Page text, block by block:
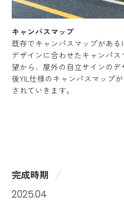
キャンパスマップ
既存でキャンパスマップがある
デザインに合わせたキャンパ
望から、屋外の自立サインの
後YIL仕様のキャンパスマップ
されていきます。
完成時期
2025.04